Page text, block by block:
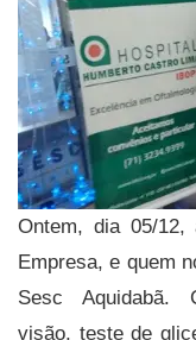
Ontem, dia 05/12,
Empresa, e quem
Sesc Aquidabã.
visão, teste de